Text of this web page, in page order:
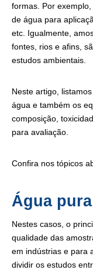
formas. Por
de água para
etc. Igualmente,
fontes, rios e afins,
estudos ambientais.
Neste artigo,
água e também os
composição,
para avaliação.
Confira nos tópicos
Água
Nestes casos, o
qualidade das
em indústrias e para
dividir os estudos